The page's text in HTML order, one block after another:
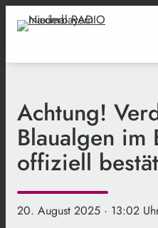
Achtung!
Blaualgen im
offiziell
20. August 2025 · 13:02